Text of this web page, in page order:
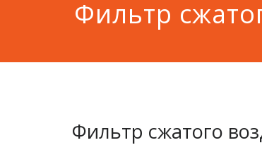
Фильтр
Фильтр сжатого